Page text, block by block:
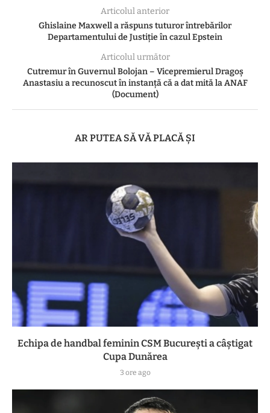
Articolul anterior
Ghislaine Maxwell a răspuns tuturor întrebărilor
Departamentului de Justiție în cazul Epstein
Articolul următor
Cutremur în Guvernul Bolojan – Vicepremierul Dragoș
Anastasiu a recunoscut în instanță că a dat mită la ANAF
(Document)
AR PUTEA SĂ VĂ PLACĂ ȘI
Echipa de handbal feminin CSM Bucureşti a câştigat
Cupa Dunărea
3 ore ago